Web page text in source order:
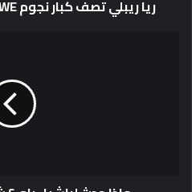
ريا ريبلي تصف كبار نجوم WWE بـ “الرجال الحقيقيين”